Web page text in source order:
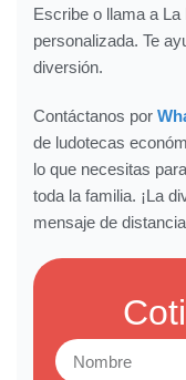
Escribe o llama a
personalizada. Te
diversión.
Contáctanos por
de ludotecas
lo que necesitas
toda la familia. ¡La
mensaje de